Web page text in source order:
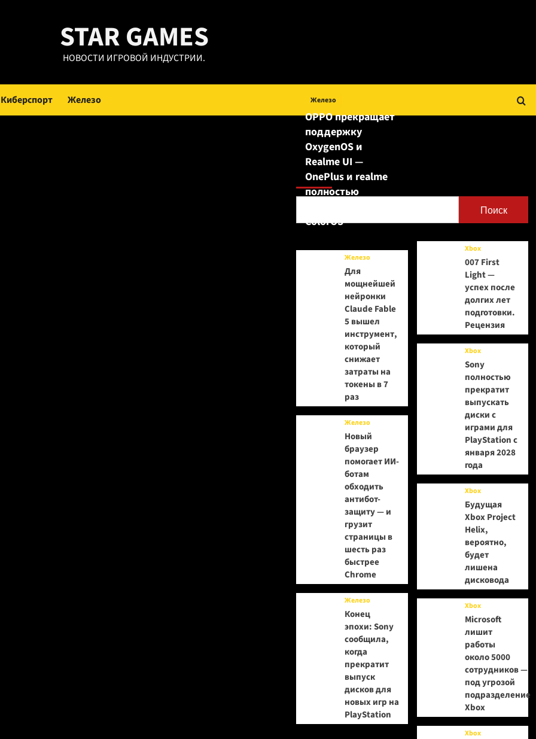
STAR GAMES
НОВОСТИ ИГРОВОЙ ИНДУСТРИИ.
Киберспорт Железо
Поиск
Поиск
Железо
OPPO прекращает
поддержку
OxygenOS и
Realme UI —
OnePlus и realme
полностью
ColorOS
Железо
Для
мощнейшей
нейронки
Claude Fable
5 вышел
инструмент,
который
снижает
затраты на
токены в 7
раз
Железо
Новый
браузер
помогает ИИ-
ботам
обходить
антибот-
защиту — и
грузит
страницы в
шесть раз
быстрее
Chrome
Железо
Конец
эпохи: Sony
сообщила,
когда
прекратит
выпуск
дисков для
новых игр на
PlayStation
Xbox
007 First
Light —
успех после
долгих лет
подготовки.
Рецензия
Xbox
Sony
полностью
прекратит
выпускать
диски с
играми для
PlayStation с
января 2028
года
Xbox
Будущая
Xbox Project
Helix,
вероятно,
будет
лишена
дисковода
Xbox
Microsoft
лишит
работы
около 5000
сотрудников —
под угрозой
подразделение
Xbox
Xbox